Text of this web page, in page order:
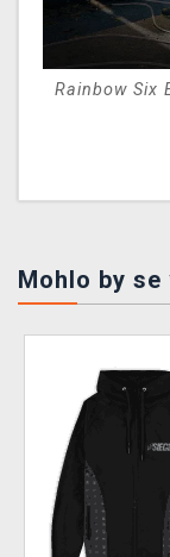
Rainbow Six
Mohlo by